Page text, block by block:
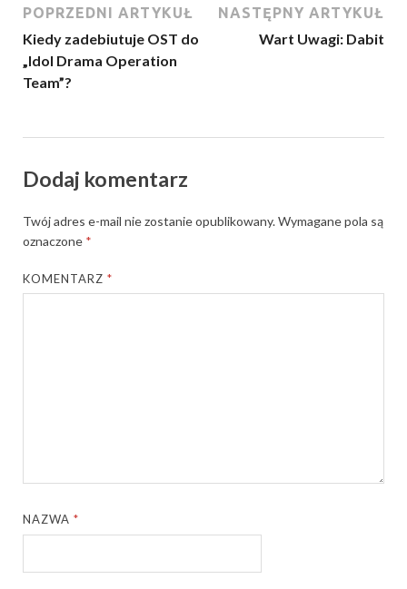
POPRZEDNI ARTYKUŁ
Kiedy zadebiutuje OST do
„Idol Drama Operation
Team”?
NASTĘPNY ARTYKUŁ
Wart Uwagi: Dabit
Dodaj komentarz
Twój adres e-mail nie zostanie opublikowany.Wymagane pola są
oznaczone *
KOMENTARZ*
NAZWA*